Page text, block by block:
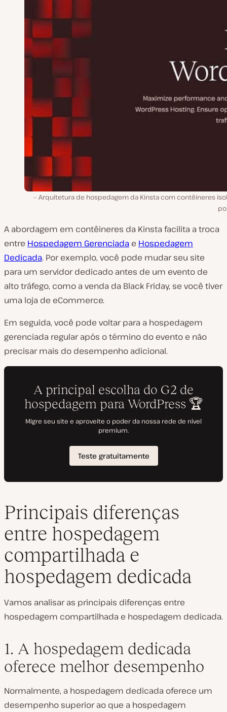
Arquitetura de hospedagem da Kinsta com contêineres
A abordagem em contêineres da Kinsta facilita a troca
entre Hospedagem Gerenciada e Hospedagem
Dedicada. Por exemplo, você pode mudar seu site
para um servidor dedicado antes de um evento de
alto tráfego, como a venda da Black Friday, se você tiver
uma loja de eCommerce.
Em seguida, você pode voltar para a hospedagem
gerenciada regular após o término do evento e não
precisar mais do desempenho adicional.
Principais diferenças
entre hospedagem
compartilhada e
hospedagem dedicada
Vamos analisar as principais diferenças entre
hospedagem compartilhada e hospedagem dedicada.
1. A hospedagem dedicada
oferece melhor desempenho
Normalmente, a hospedagem dedicada oferece um
desempenho superior ao que a hospedagem